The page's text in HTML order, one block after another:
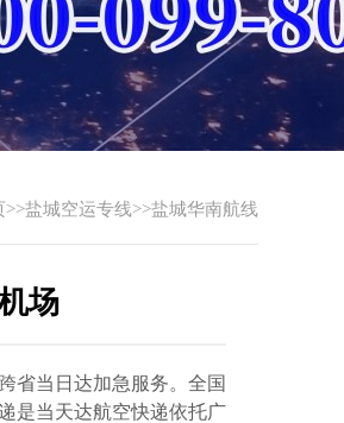
>>盐城空运专线>>盐城华南航线
场
省当日达加急服务。全国
是当天达航空快递依托广